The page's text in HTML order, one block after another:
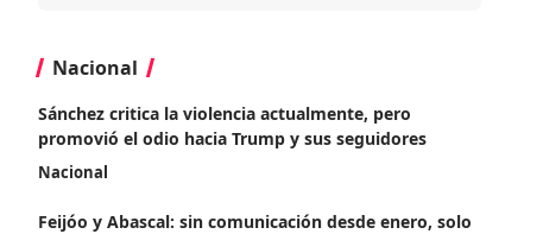
Nacional
Sánchez critica la violencia actualmente, pero
promovió el odio hacia Trump y sus seguidores
Nacional
Feijóo y Abascal: sin comunicación desde enero, solo